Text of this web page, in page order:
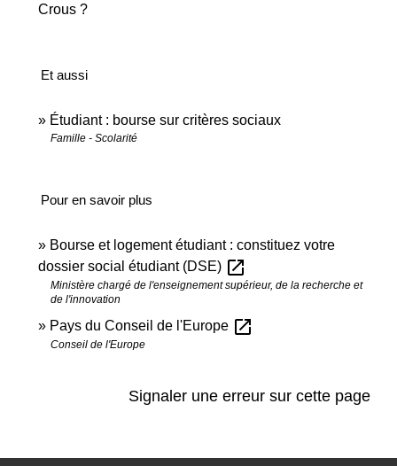
Crous ?
Et aussi
Étudiant : bourse sur critères sociaux
Famille - Scolarité
Pour en savoir plus
Bourse et logement étudiant : constituez votre
dossier social étudiant (DSE) open_in_new
Ministère chargé de l'enseignement supérieur, de la recherche et
de l'innovation
Pays du Conseil de l'Europe open_in_new
Conseil de l'Europe
Signaler une erreur sur cette page